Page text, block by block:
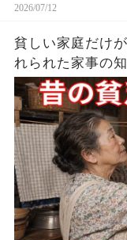
2026/07/12
貧しい家庭だけ
れられた家事の
た、貧しい家庭